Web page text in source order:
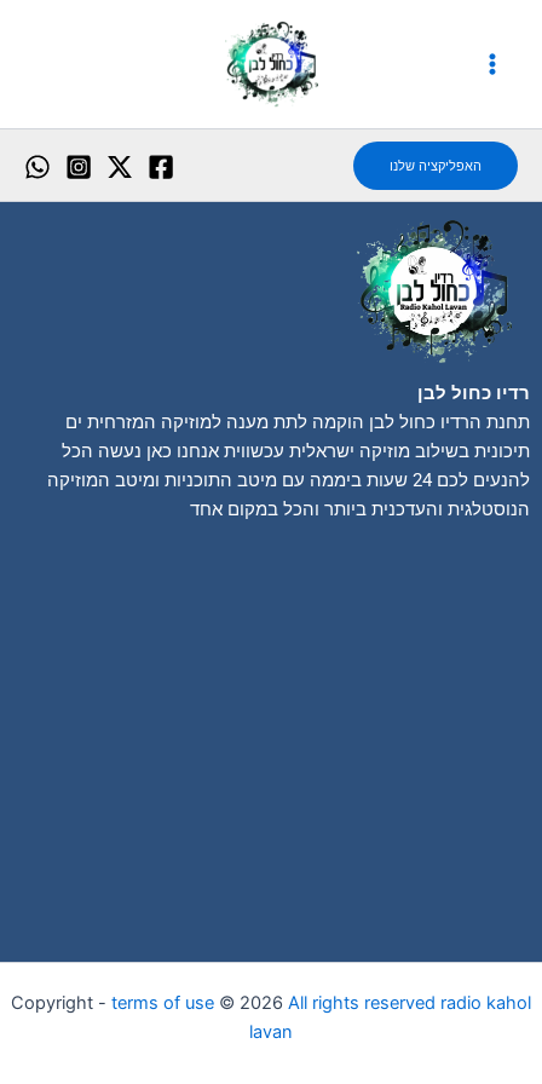
האפליקציה שלנו
רדיו כחול לבן
תחנת הרדיו כחול לבן הוקמה לתת מענה למוזיקה המזרחית ים
תיכונית בשילוב מוזיקה ישראלית עכשווית אנחנו כאן נעשה הכל
להנעים לכם 24 שעות ביממה עם מיטב התוכניות ומיטב המוזיקה
הנוסטלגית והעדכנית ביותר והכל במקום אחד
Copyright - terms of use © 2026 All rights reserved radio kahol
lavan